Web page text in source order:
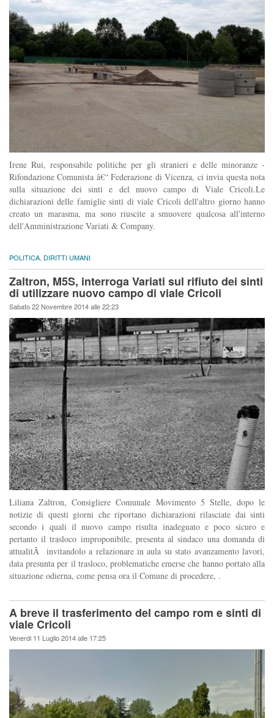
Irene Rui, responsabile politiche per gli stranieri e delle minoranze -
Rifondazione Comunista â€“ Federazione di Vicenza, ci invia questa nota
sulla situazione dei sinti e del nuovo campo di Viale Cricoli.Le
dichiarazioni delle famiglie sinti di viale Cricoli dell'altro giorno hanno
creato un marasma, ma sono riuscite a smuovere qualcosa all'interno
dell'Amministrazione Variati & Company.
POLITICA, DIRITTI UMANI
Zaltron, M5S, interroga Variati sul rifiuto dei sinti
di utilizzare nuovo campo di viale Cricoli
Sabato 22 Novembre 2014 alle 22:23
Liliana Zaltron, Consigliere Comunale Movimento 5 Stelle, dopo le
notizie di questi giorni che riportano dichiarazioni rilasciate dai sinti
secondo i quali il nuovo campo risulta inadeguato e poco sicuro e
pertanto il trasloco improponibile, presenta al sindaco una domanda di
attualitÃ invitandolo a relazionare in aula su stato avanzamento lavori,
data presunta per il trasloco, problematiche emerse che hanno portato alla
situazione odierna, come pensa ora il Comune di procedere, .
A breve il trasferimento del campo rom e sinti di
viale Cricoli
Venerdi 11 Luglio 2014 alle 17:25